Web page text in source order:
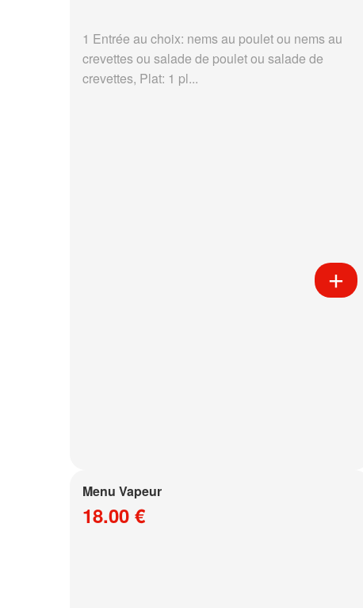
1 Entrée au choix: nems au poulet ou nems au
crevettes ou salade de poulet ou salade de
crevettes, Plat: 1 pl...
Menu Vapeur
18.00 €